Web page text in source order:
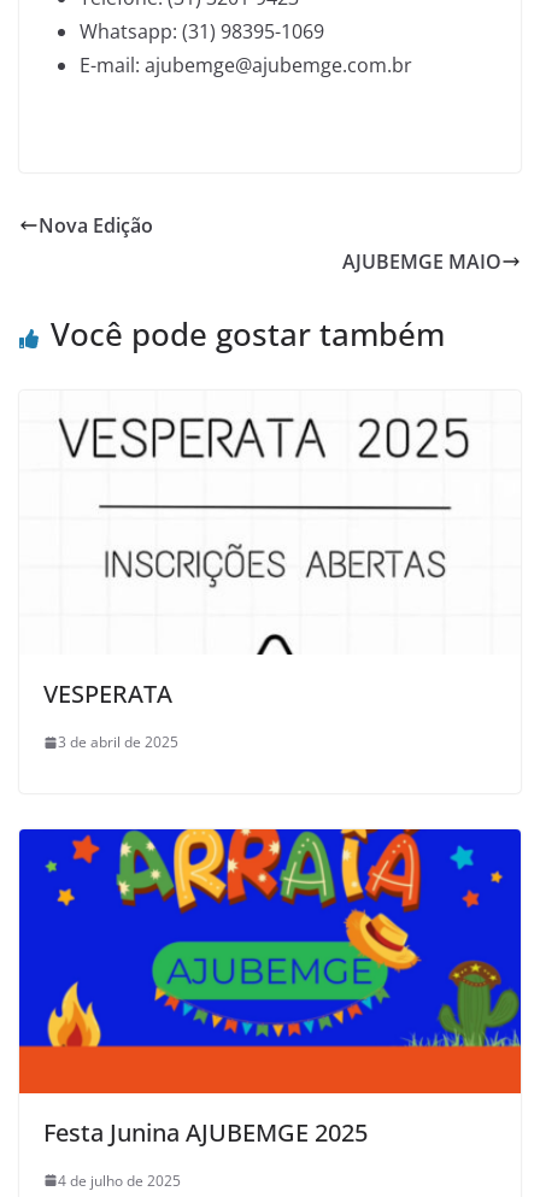
Whatsapp: (31) 98395-1069
E-mail: ajubemge@ajubemge.com.br
Nova Edição
AJUBEMGE MAIO
Você pode gostar também
VESPERATA
3 de abril de 2025
Festa Junina AJUBEMGE 2025
4 de julho de 2025